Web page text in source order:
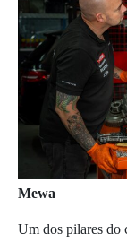
Mewa
Um dos pilares do